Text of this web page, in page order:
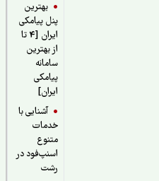
بهترین
پنل پیامکی
ایران [4 تا
از بهترین
سامانه
پیامکی
آشنایی با
خدمات
اسنپ‌فود در